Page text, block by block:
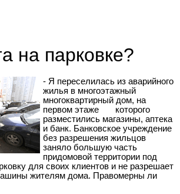
на парковке?
- Я переселилась из аварийного
жилья в многоэтажный
многоквартирный дом, на
первом этаже
которого
разместились магазины, аптека
и банк. Банковское учреждение
без разрешения жильцов
заняло большую часть
придомовой территории под
для своих клиентов и не разрешает
жителям дома. Правомерны ли